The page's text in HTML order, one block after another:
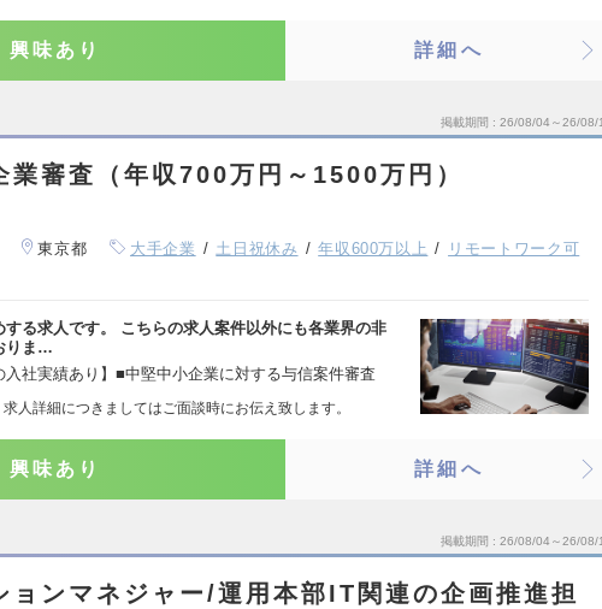
興味あり 詳細へ
掲載期間 26/08/04～26/08/
業審査（年収700万円～1500万円）
東京都 大手企業 土日祝休み 年収600万以上
リモートワーク可
る求人です。 こちらの求人案件以外にも各業界の非
りま…
入社実績あり】■中堅中小企業に対する与信案件審査
人詳細につきましてはご面談時にお伝え致します。
興味あり 詳細へ
掲載期間 26/08/04～26/08/
ョンマネジャー/運用本部IT関連の企画推進担